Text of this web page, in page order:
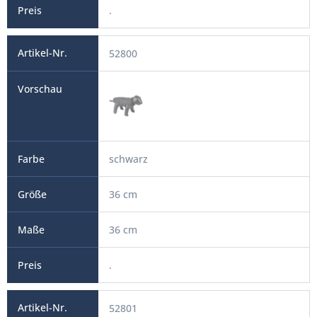
.
52800
schwarz
36 cm
36 cm
.
52801